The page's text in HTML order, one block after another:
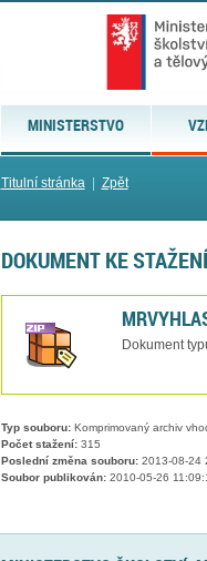
MINISTERSTVO
Titulní stránka| Zpět
DOKUMENT KE STAŽENÍ
Dokument
Typ souboru:Komprimovaný archiv
Počet stažení:315
Poslední změna souboru:2013-08-24
Soubor publikován:2010-05-26